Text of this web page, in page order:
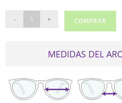
BIG
- + COMPRAR
MEDIDAS DEL